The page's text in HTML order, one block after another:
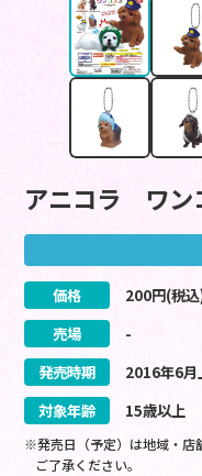
アニコラ ワン
価格 200円(税
売場
-
発売時期
2016年6月
対象年齢
15歳以上
※発売日（予定）は地域・店
ご了承ください。